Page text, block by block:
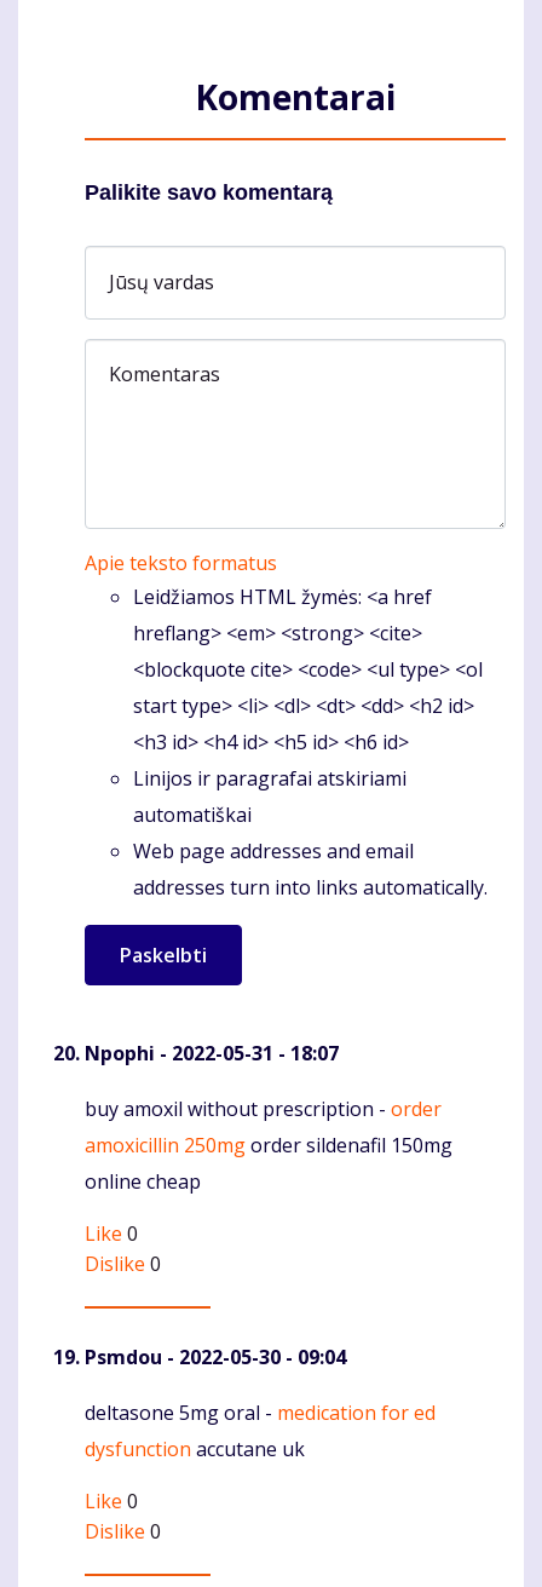
Komentarai
Palikite savo komentarą
Jūsų vardas
Komentaras
Apie teksto formatus
Leidžiamos HTML žymės: <a href
hreflang> <em> <strong> <cite>
<blockquote cite> <code> <ul type> <ol
start type> <li> <dl> <dt> <dd> <h2 id>
<h3 id> <h4 id> <h5 id> <h6 id>
Linijos ir paragrafai atskiriami
automatiškai
Web page addresses and email
addresses turn into links automatically.
Npophi - 2022-05-31 - 18:07
Komentaras
buy amoxil without prescription - order
amoxicillin 250mgorder sildenafil 150mg
online cheap
Like 0
Dislike 0
Psmdou - 2022-05-30 - 09:04
Komentaras
deltasone 5mg oral - medication for ed
dysfunction accutane uk
Like 0
Dislike 0